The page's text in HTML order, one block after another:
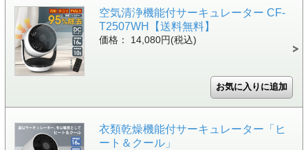
空気清浄機能付サーキュレーター CF-
T2507WH【送料無料】
価格： 14,080円(税込)
衣類乾燥機能付サーキュレーター「ヒ
ート＆クール」